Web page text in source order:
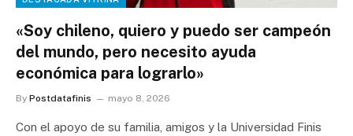
«Soy chileno, quiero y puedo ser campeón
del mundo, pero necesito ayuda
económica para lograrlo»
By Postdatafinis mayo 8, 2026
Con el apoyo de su familia, amigos y la Universidad Finis